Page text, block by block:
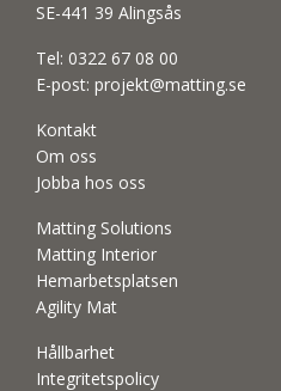
SE-441 39 Alingsås
Tel: 0322 67 08 00
E-post: projekt@matting.se
Kontakt
Om oss
Jobba hos oss
Matting Solutions
Matting Interior
Hemarbetsplatsen
Agility Mat
Hållbarhet
Integritetspolicy